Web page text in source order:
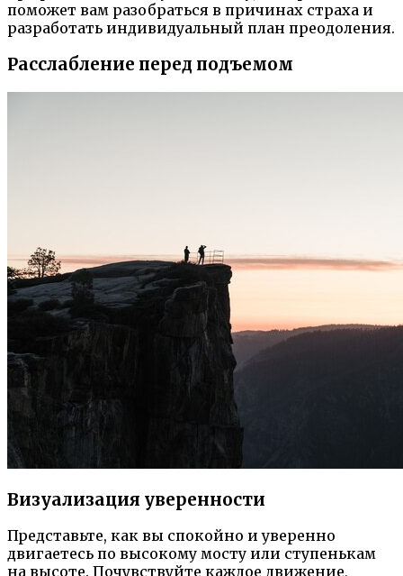
поможет вам разобраться в причинах страха и
разработать индивидуальный план преодоления.
Расслабление перед подъемом
Визуализация уверенности
Представьте, как вы спокойно и уверенно
двигаетесь по высокому мосту или ступенькам
на высоте. Почувствуйте каждое движение,